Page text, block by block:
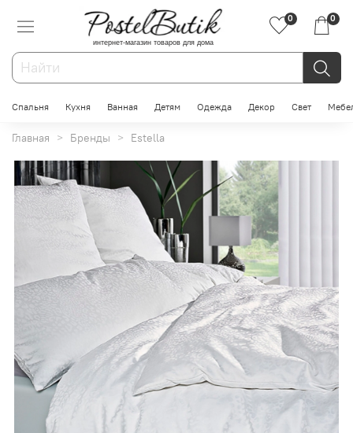
интернет-магазин товаров для дома
0 0
Спальня Кухня Ванная Детям Одежда Декор Свет
Главная Бренды Estella